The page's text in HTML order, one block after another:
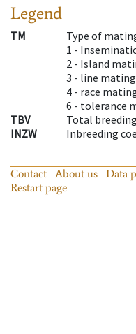
Legend
TM
Type of
1 -
2 - Island
3 - line
4 - race
6 - tolerance
TBV
Total
INZW
Inbreeding
Contact About us Data
Restart page